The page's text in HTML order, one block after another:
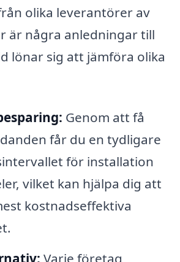
olika leverantörer av
är några anledningar till
lönar sig att jämföra olika
Genom att få
får du en tydligare
för installation
vilket kan hjälpa dig att
kostnadseffektiva
Varje företag